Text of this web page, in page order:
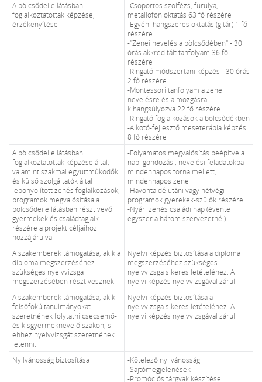
A bölcsődei ellátásban
foglalkoztatottak képzése,
érzékenyítése
-Csoportos szolfézs, furulya,
metallofon oktatás 63 fő részére
-Egyéni hangszeres oktatás (gitár) 1 fő
részére
-"Zenei nevelés a bölcsődében" - 30
órás akkreditált tanfolyam 36 fő
részére
-Ringató módszertani képzés - 30 órás
2 fő részére
-Montessori tanfolyam a zenei
nevelésre és a mozgásra
kihangsúlyozva 22 fő részére
-Ringató foglalkozások a bölcsődékben
-Alkotó-fejlesztő meseterápia képzés
8 fő részére
A bölcsődei ellátásban
foglalkoztatottak képzése által,
valamint szakmai együttműködők
és külső szolgáltatók által
lebonyolított zenés foglalkozások,
programok megvalósítása a
bölcsődei ellátásban részt vevő
gyermekek és családtagjaik
részére a projekt céljaihoz
hozzájárulva.
-Folyamatos megvalósítás beépítve a
napi gondozási, nevelési feladatokba -
mindennapos torna mellett,
mindennapos zene
-Havonta délutáni vagy hétvégi
programok gyerekek-szülők részére
-Nyári zenés családi nap (évente
egyszer a három szervezetnél)
A szakemberek támogatása, akik a
diploma megszerzéséhez
szükséges nyelvvizsga
megszerzésében részt vesznek.
Nyelvi képzés biztosítása a diploma
megszerzéséhez szükséges
nyelvvizsga sikeres letételéhez. A
nyelvi képzés nyelvvizsgával zárul.
A szakemberek támogatása, akik
felsőfokú tanulmányokat
szeretnének folytatni csecsemő-
és kisgyermeknevelő szakon, s
ehhez nyelvvizsgát szeretnének
letenni.
Nyelvi képzés biztosítása a
nyelvvizsga sikeres letételéhez. A
nyelvi képzés nyelvvizsgával zárul.
Nyilvánosság biztosítása
-Kötelező nyilvánosság
-Sajtómegjelenések
-Promóciós tárgyak készítése